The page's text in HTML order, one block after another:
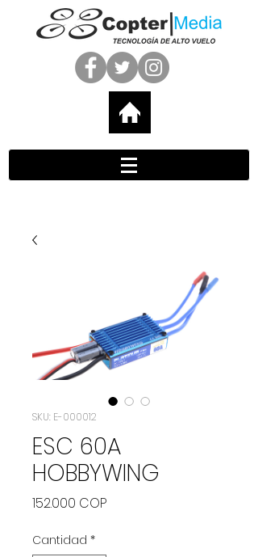
SKU: E-000012
ESC 60A
HOBBYWING
152.000 COPPrecio
Cantidad *